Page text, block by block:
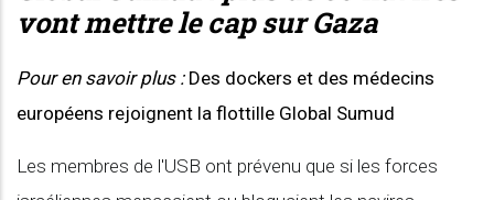
vont mettre le cap sur Gaza
Pour en savoir plus :Des dockers et des médecins
européens rejoignent la flottille Global Sumud
Les membres de l'USB ont prévenu que si les forces